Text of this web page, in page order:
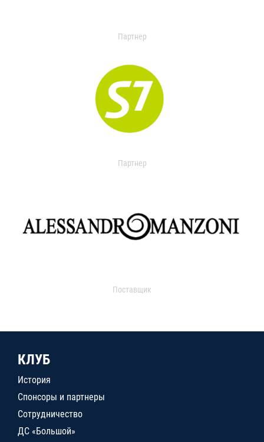
Партнер
Партнер
Поставщик
КЛУБ
История
Спонсоры и партнеры
Сотрудничество
ДС «Большой»